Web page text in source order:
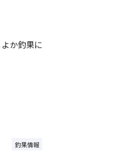
か釣果に
釣果情報